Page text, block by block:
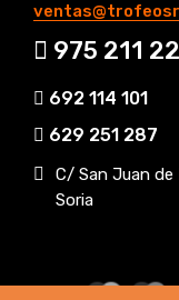
975 211
692 114 101
629 251 287
C/ San Juan de
Soria